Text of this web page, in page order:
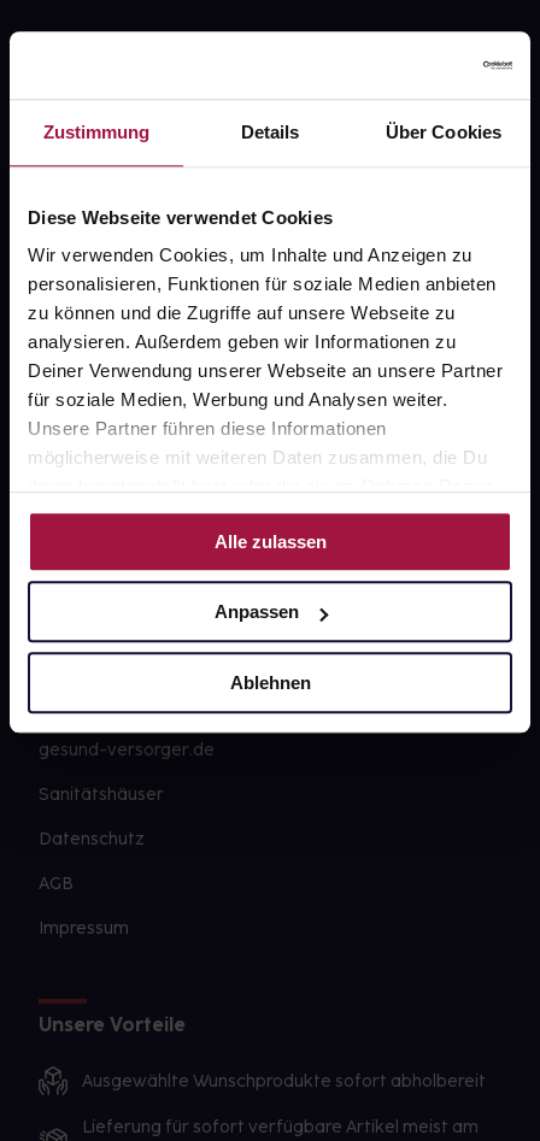
Zustimmung Details Über Cookies
Diese Webseite verwendet Cookies
Wir verwenden Cookies, um Inhalte und Anzeigen zu
personalisieren, Funktionen für soziale Medien anbieten
zu können und die Zugriffe auf unsere Webseite zu
analysieren. Außerdem geben wir Informationen zu
Deiner Verwendung unserer Webseite an unsere Partner
für soziale Medien, Werbung und Analysen weiter.
Unsere Partner führen diese Informationen
möglicherweise mit weiteren Daten zusammen, die Du
Nutzung der Dienste gesammelt haben.
Alle zulassen
Anpassen
Ablehnen
Fragen zu Deiner Bestellung?
Kontakt
FAQ
Widerrufsformular
gesund.de
Karriere
Barrierefreiheitserklärung
gesund-versorger.de
Sanitätshäuser
Datenschutz
AGB
Impressum
Unsere Vorteile
Ausgewählte Wunschprodukte sofort abholbereit
Lieferung für sofort verfügbare Artikel meist am